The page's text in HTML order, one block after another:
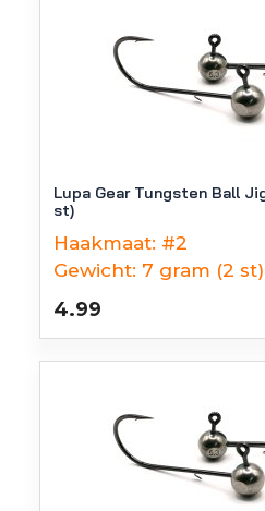
Lupa Gear Tungsten Ball
st)
Haakmaat: #2
Gewicht: 7 gram (2 st)
4.99